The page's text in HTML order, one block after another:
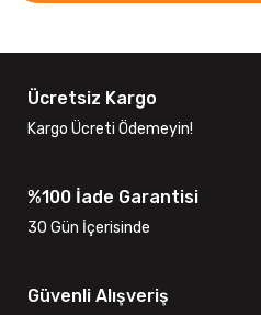
Ücretsiz Kargo
Kargo Ücreti Ödemeyin!
%100 İade Garantisi
30 Gün İçerisinde
Güvenli Alışveriş